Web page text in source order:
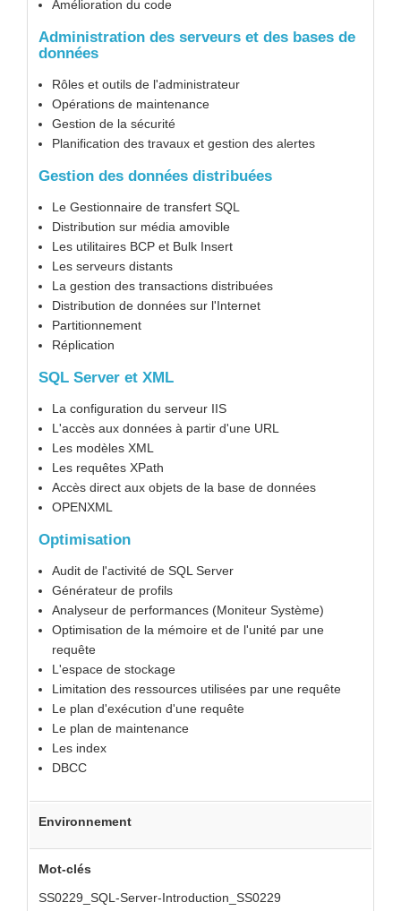
Amélioration du code
Administration des serveurs et des bases de
données
Rôles et outils de l'administrateur
Opérations de maintenance
Gestion de la sécurité
Planification des travaux et gestion des alertes
Gestion des données distribuées
Le Gestionnaire de transfert SQL
Distribution sur média amovible
Les utilitaires BCP et Bulk Insert
Les serveurs distants
La gestion des transactions distribuées
Distribution de données sur l'Internet
Partitionnement
Réplication
SQL Server et XML
La configuration du serveur IIS
L'accès aux données à partir d'une URL
Les modèles XML
Les requêtes XPath
Accès direct aux objets de la base de données
OPENXML
Optimisation
Audit de l'activité de SQL Server
Générateur de profils
Analyseur de performances (Moniteur Système)
Optimisation de la mémoire et de l'unité par une
requête
L'espace de stockage
Limitation des ressources utilisées par une requête
Le plan d'exécution d'une requête
Le plan de maintenance
Les index
DBCC
Environnement
Mot-clés
SS0229_SQL-Server-Introduction_SS0229